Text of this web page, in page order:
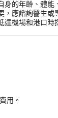
身的年齡、體
，應諮詢醫生或
達機場和港口時
用。